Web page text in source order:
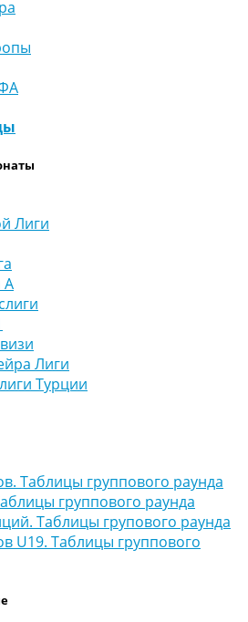
Лиги
А
Лиги
Турции
Таблицы группового раунда
группового раунда
Таблицы групового раунда
U19. Таблицы группового